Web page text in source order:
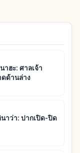
าฮะ: ศาลเจ้า
ดด้านล่าง
าว่า: ปากเปิด-ปิด